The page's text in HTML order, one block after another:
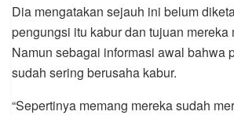
Dia mengatakan sejauh ini belum
pengungsi itu kabur dan tujuan mereka
Namun sebagai informasi awal bahwa
sudah sering berusaha kabur.
“Sepertinya memang mereka sudah